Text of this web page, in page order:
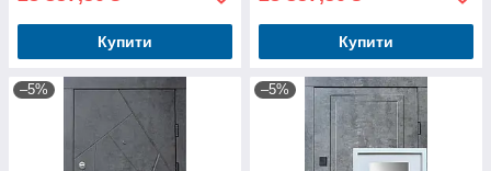
Купити Купити
–5% –5%